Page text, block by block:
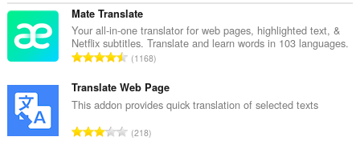
Mate Translate
Your all-in-one translator for web pages, highlighted text, &
Netflix subtitles. Translate and learn words in 103 languages.
Ö
s
z
s
1168
Translate Web Page
This addon provides quick translation of selected texts
Ö218